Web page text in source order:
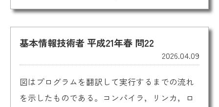
基本情報技術者 平成21年春 問22
2026.04.09
図はプログラムを翻訳して実行するまでの流れ
を示したものである。コンパイラ，リンカ，ロ